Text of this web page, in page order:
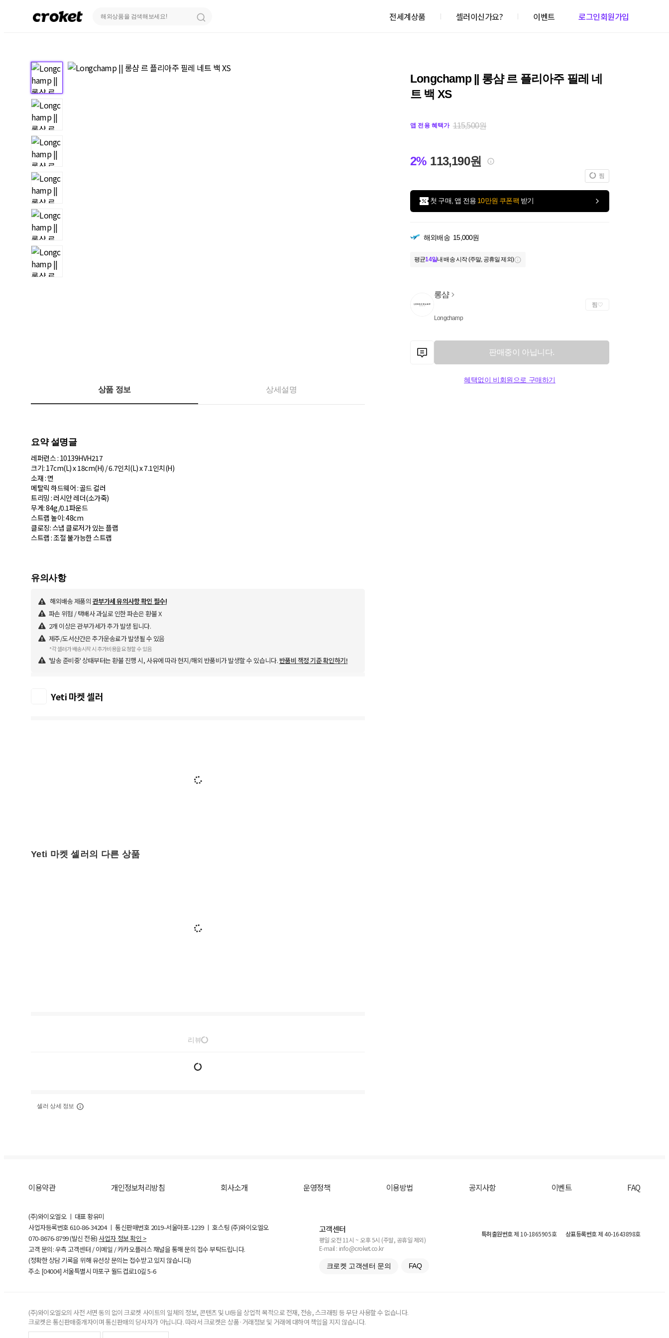
전세계상품 셀러이신가요? 이벤트 로그인회원가입
Longchamp || 롱샴 르 플리아주 필레 네
트 백 XS
앱 전용 혜택가 115,500원
2% 113,190원
찜
첫 구매, 앱 전용 10만원 쿠폰팩 받기
해외배송 15,000원
평균14일내 배송 시작 (주말, 공휴일 제외)
롱샴
Longchamp
찜
판매중이 아닙니다.
혜택없이 비회원으로 구매하기
상품 정보 상세설명
요약 설명글
레퍼런스 : 10139HVH217
크기: 17cm(L) x 18cm(H) / 6.7인치(L) x 7.1인치(H)
소재 : 면
메탈릭 하드웨어 : 골드 컬러
트리밍 : 러시안 레더(소가죽)
무게: 84g/0.1파운드
스트랩 높이: 48cm
클로징: 스냅 클로저가 있는 플랩
스트랩 : 조절 불가능한 스트랩
유의사항
해외배송 제품의 관부가세 유의사항 확인 필수!
파손 위험 / 택배사 과실로 인한 파손은 환불 X
2개 이상은 관부가세가 추가 발생 됩니다.
제주/도서산간은 추가운송료가 발생될 수 있음
*각 셀러가 배송시작 시 추가비용을 요청할 수 있음
'발송 준비중' 상태부터는 환불 진행 시, 사유에 따라 현지/해외 반품비가 발생할 수 있습니다. 반품비 책정 기준 확인하기!
Yeti 마켓 셀러
Yeti 마켓 셀러의 다른 상품
리뷰
셀러 상세 정보
이용약관 개인정보처리방침 회사소개 운영정책 이용방법 공지사항 이벤트 FAQ
(주)와이오엘오 ㅣ 대표 황유미
사업자등록번호610-86-34204ㅣ 통신판매번호 2019-서울마포-1239 ㅣ 호스팅 (주)와이오엘오
070-8676-8799 (발신 전용) 사업자 정보 확인 >
고객 문의: 우측 고객센터 / 이메일 / 카카오플러스 채널을 통해 문의 접수 부탁드립니다.
(정확한 상담 기록을 위해 유선상 문의는 접수받고 있지 않습니다)
주소 [04004] 서울특별시 마포구 월드컵로10길5-6
고객센터
평일 오전 11시 ~ 오후 5시 (주말, 공휴일 제외)
E-mail : info@croket.co.kr
크로켓 고객센터 문의 FAQ
특허출원번호제 10-1865905호 상표등록번호제 40-1643898호
(주)와이오엘오의 사전 서면 동의 없이 크로켓 사이트의 일체의 정보, 콘텐츠 및 UI등을 상업적 목적으로 전재, 전송, 스크래핑 등 무단 사용할 수 없습니다.
크로켓은 통신판매중개자이며 통신판매의 당사자가 아닙니다. 따라서 크로켓은 상품·거래정보 및 거래에 대하여 책임을 지지 않습니다.